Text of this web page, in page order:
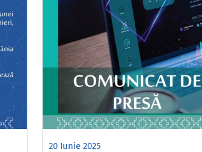
20 Iunie 2025